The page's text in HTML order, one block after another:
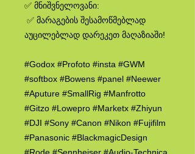
✅ მნიშვნელოვანი:
✅ მარაგების შესამოწმებლად
აუცილებლად დარეკეთ მაღაზიაში!
#Godox #Profoto #insta #GWM
#softbox #Bowens #panel #Neewer
#Aputure #SmallRig #Manfrotto
#Gitzo #Lowepro #Marketx #Zhiyun
#DJI #Sony #Canon #Nikon #Fujifilm
#Panasonic #BlackmagicDesign